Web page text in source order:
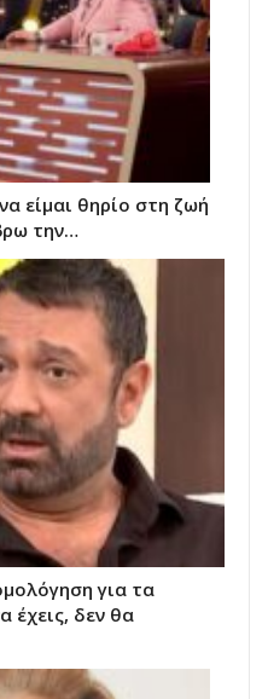
είμαι θηρίο στη ζωή
την…
για τα
έχεις, δεν θα